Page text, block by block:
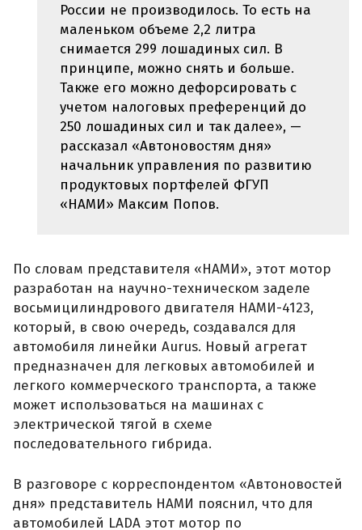
России не производилось. То есть на
маленьком объеме 2,2 литра
снимается 299 лошадиных сил. В
принципе, можно снять и больше.
Также его можно дефорсировать с
учетом налоговых преференций до
250 лошадиных сил и так далее», —
рассказал «Автоновостям дня»
начальник управления по развитию
продуктовых портфелей ФГУП
«НАМИ» Максим Попов.
По словам представителя «НАМИ», этот мотор
разработан на научно-техническом заделе
восьмицилиндрового двигателя НАМИ-4123,
который, в свою очередь, создавался для
автомобиля линейки Aurus. Новый агрегат
предназначен для легковых автомобилей и
легкого коммерческого транспорта, а также
может использоваться на машинах с
электрической тягой в схеме
последовательного гибрида.
В разговоре с корреспондентом «Автоновостей
дня» представитель НАМИ пояснил, что для
автомобилей LADA этот мотор по